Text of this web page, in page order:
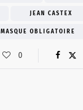
JEAN CASTEX
MASQUE OBLIGATOIRE
0